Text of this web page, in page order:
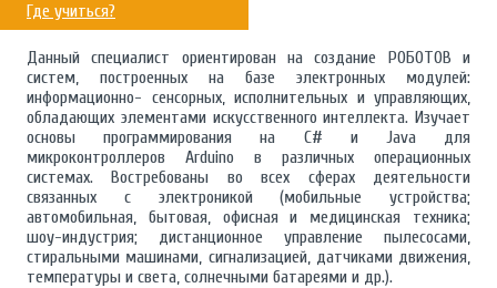
Где учиться?
Данный специалист ориентирован на создание РОБОТОВ и
систем, построенных на базе электронных модулей:
информационно- сенсорных, исполнительных и управляющих,
обладающих элементами искусственного интеллекта. Изучает
основы программирования на C# и Java для
микроконтроллеров Arduino в различных операционных
системах. Востребованы во всех сферах деятельности
связанных с электроникой (мобильные устройства;
автомобильная, бытовая, офисная и медицинская техника;
шоу-индустрия; дистанционное управление пылесосами,
стиральными машинами, сигнализацией, датчиками движения,
температуры и света, солнечными батареями и др.).